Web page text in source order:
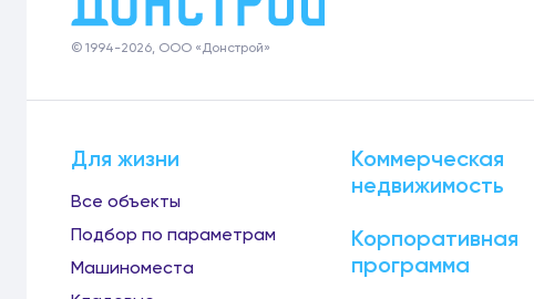
© 1994-2026, ООО «Донстрой»
Для жизни
Все объекты
Подбор по параметрам
Машиноместа
Коммерческая
недвижимость
Корпоративная
программа